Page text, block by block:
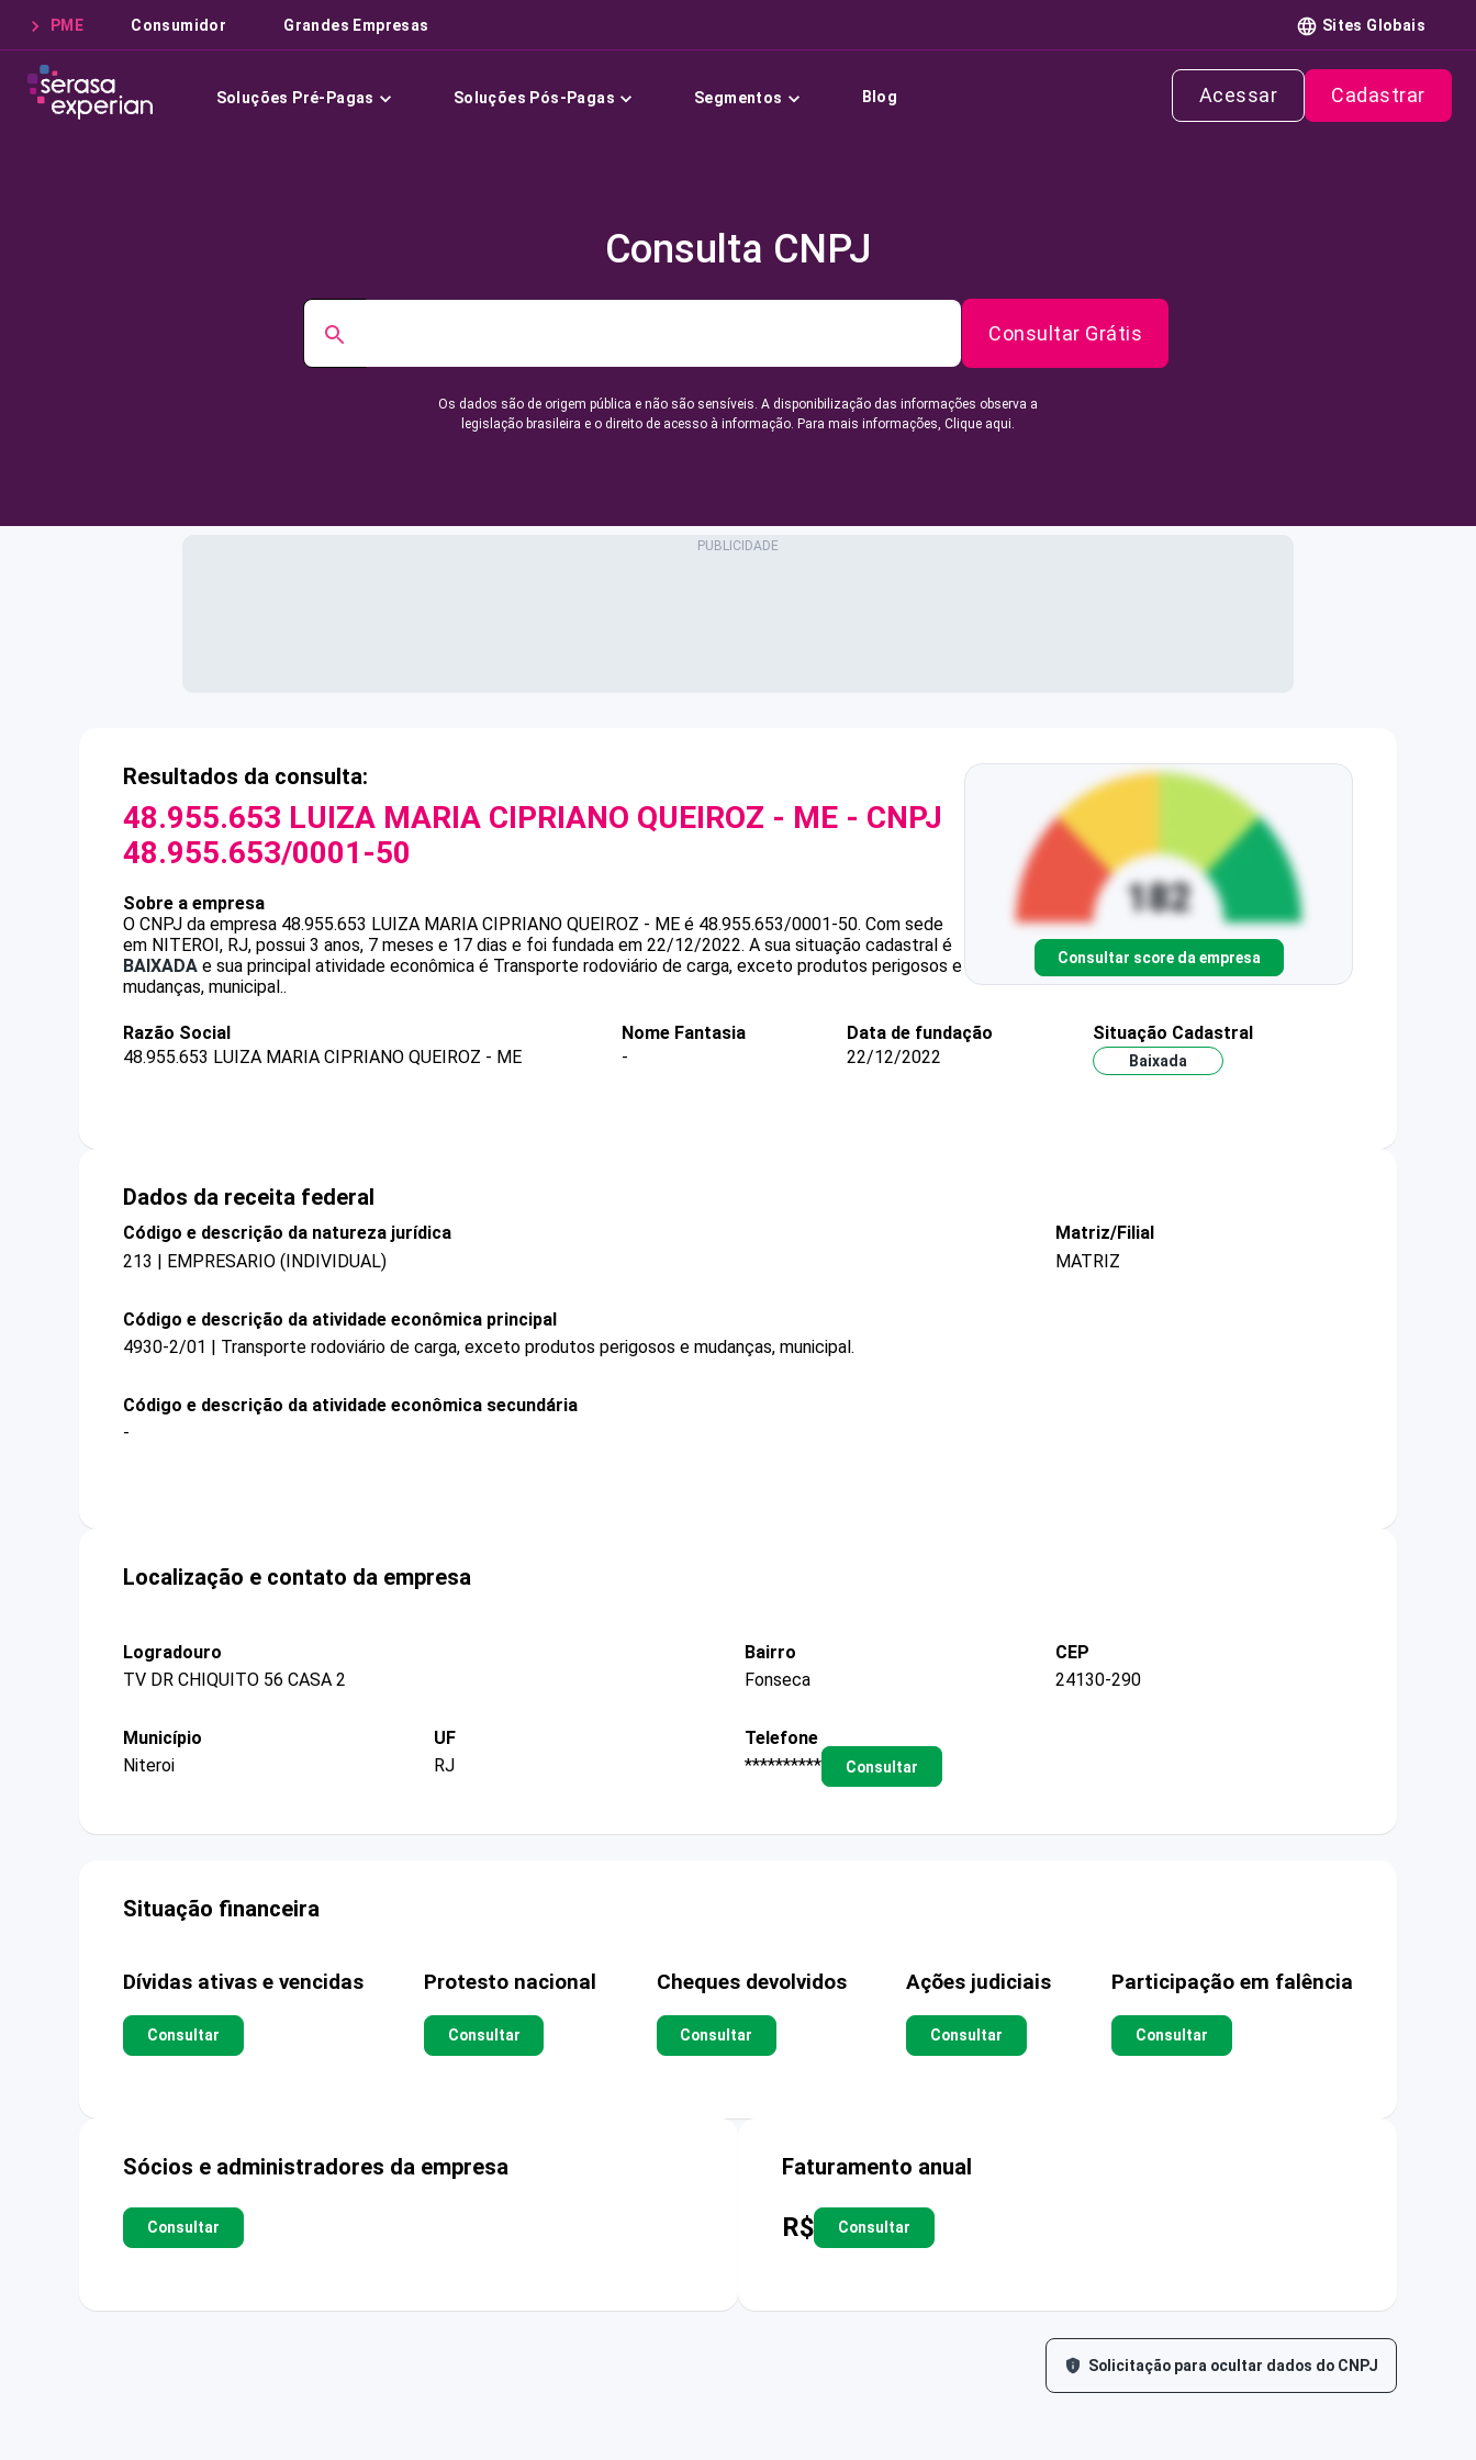
PME Consumidor Grandes Empresas Sites Globais
Soluções Pré-Pagas Soluções Pós-Pagas Segmentos Blog Acessar Cadastrar
Consulta CNPJ
Consultar Grátis
Os dados são de origem pública e não são sensíveis. A disponibilização das informações observa a
legislação brasileira e o direito de acesso à informação. Para mais informações, Clique aqui.
Resultados da consulta:
48.955.653 LUIZA MARIA CIPRIANO QUEIROZ - ME - CNPJ
48.955.653/0001-50
Sobre a empresa
O CNPJ da empresa 48.955.653 LUIZA MARIA CIPRIANO QUEIROZ - ME é 48.955.653/0001-50. Com sede
em NITEROI, RJ, possui 3 anos, 7 meses e 17 dias e foi fundada em 22/12/2022. A sua situação cadastral é
BAIXADA e sua principal atividade econômica é Transporte rodoviário de carga, exceto produtos perigosos e
mudanças, municipal..
Consultar score da empresa
Razão Social
48.955.653 LUIZA MARIA CIPRIANO QUEIROZ - ME
Nome Fantasia
-
Data de fundação
22/12/2022
Situação Cadastral
Baixada
Dados da receita federal
Código e descrição da natureza jurídica
213 | EMPRESARIO (INDIVIDUAL)
Matriz/Filial
MATRIZ
Código e descrição da atividade econômica principal
4930-2/01 | Transporte rodoviário de carga, exceto produtos perigosos e mudanças, municipal.
Código e descrição da atividade econômica secundária
-
Localização e contato da empresa
Logradouro
TV DR CHIQUITO 56 CASA 2
Bairro
Fonseca
CEP
24130-290
Município
Niteroi
UF
RJ
Telefone
**********
Consultar
Situação financeira
Dívidas ativas e vencidas
Consultar
Protesto nacional
Consultar
Cheques devolvidos
Consultar
Ações judiciais
Consultar
Participação em falência
Consultar
Sócios e administradores da empresa
Consultar
Faturamento anual
R$ Consultar
Solicitação para ocultar dados do CNPJ